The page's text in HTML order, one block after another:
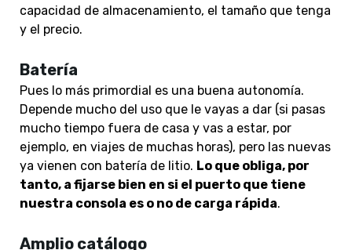
capacidad de almacenamiento, el tamaño que tenga
y el precio.
Batería
Pues lo más primordial es una buena autonomía.
Depende mucho del uso que le vayas a dar (si pasas
mucho tiempo fuera de casa y vas a estar, por
ejemplo, en viajes de muchas horas), pero las nuevas
ya vienen con batería de litio. Lo que obliga, por
tanto, a fijarse bien en si el puerto que tiene
nuestra consola es o no de carga rápida.
Amplio catálogo